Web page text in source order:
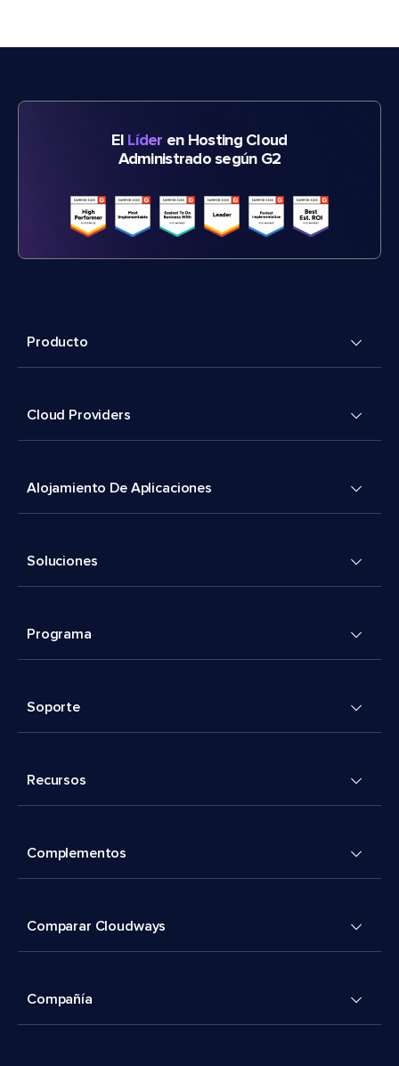
El Líder en Hosting Cloud
Administrado según G2
Producto
Cloud Providers
Alojamiento De Aplicaciones
Soluciones
Programa
Soporte
Recursos
Complementos
Comparar Cloudways
Compañía